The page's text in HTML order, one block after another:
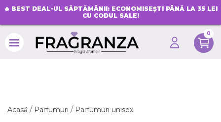
🔥 BEST DEAL-UL SĂPTĂMÂNII: ECONOMISEȘTI PÂNĂ LA 35 LEI
CU CODUL SALE!
0
Acasă Parfumuri Parfumuri unisex